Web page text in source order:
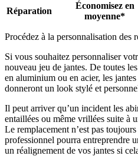
Réparation
Économisez en
moyenne*
Procédez à la personnalisation des
Si vous souhaitez personnaliser
nouveau jeu de jantes. De toutes
en aluminium ou en acier, les
donneront un look stylé et
Il peut arriver qu’un incident les
entaillées ou même vrillées suite à
Le remplacement n’est pas
professionnel pourra entreprendre
un réalignement de vos jantes si